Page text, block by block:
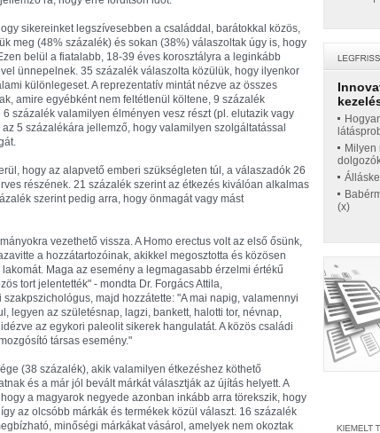
sikereinket legszívesebben a családdal, barátokkal közös,
meg (48% százalék) és sokan (38%) válaszoltak úgy is, hogy
belül a fiatalabb, 18-39 éves korosztályra a leginkább
ünnepelnek. 35 százalék válaszolta közülük, hogy ilyenkor
különlegeset. A reprezentatív mintát nézve az összes
amire egyébként nem feltétlenül költene, 9 százalék
százalék valamilyen élményen vesz részt (pl. elutazik vagy
5 százalékára jellemző, hogy valamilyen szolgáltatással
hogy az alapvető emberi szükségleten túl, a válaszadók 26
részének. 21 százalék szerint az étkezés kiválóan alkalmas
szerint pedig arra, hogy önmagát vagy mást
vezethető vissza. A Homo erectus volt az első ősünk,
a hozzátartozóinak, akikkel megosztotta és közösen
Maga az esemény a legmagasabb érzelmi értékű
tort jelentették" - mondta Dr. Forgács Attila,
majd hozzátette: "A mai napig, valamennyi
legyen az születésnap, lagzi, bankett, halotti tor, névnap,
az egykori paleolit sikerek hangulatát. A közös családi
társas esemény."
(38 százalék), akik valamilyen étkezéshez köthető
és a már jól bevált márkát választják az újítás helyett. A
a magyarok negyede azonban inkább arra törekszik, hogy
az olcsóbb márkák és termékek közül választ. 16 százalék
minőségi márkákat vásárol, amelyek nem okoztak
Milyen
(x)